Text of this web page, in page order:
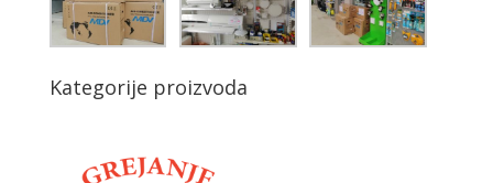
Kategorije proizvoda